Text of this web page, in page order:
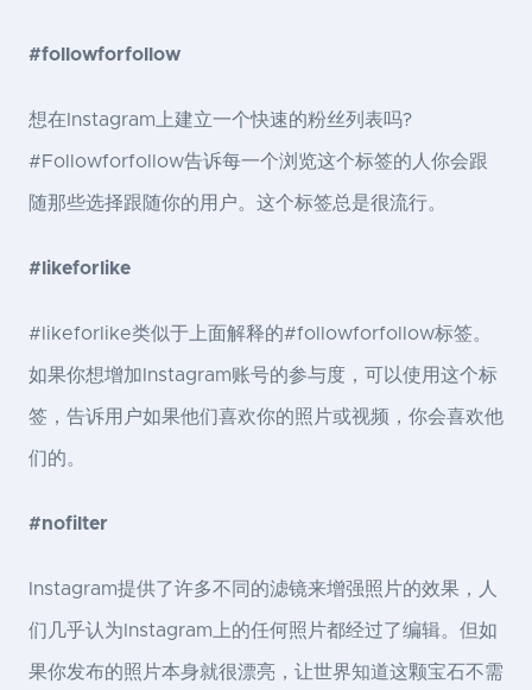
#followforfollow
想在Instagram上建立一个快速的粉丝列表吗?
#Followforfollow告诉每一个浏览这个标签的人你会跟
随那些选择跟随你的用户。这个标签总是很流行。
#likeforlike
#likeforlike类似于上面解释的#followforfollow标签。
如果你想增加Instagram账号的参与度，可以使用这个标
签，告诉用户如果他们喜欢你的照片或视频，你会喜欢他
们的。
#nofilter
Instagram提供了许多不同的滤镜来增强照片的效果，人
们几乎认为Instagram上的任何照片都经过了编辑。但如
果你发布的照片本身就很漂亮，让世界知道这颗宝石不需